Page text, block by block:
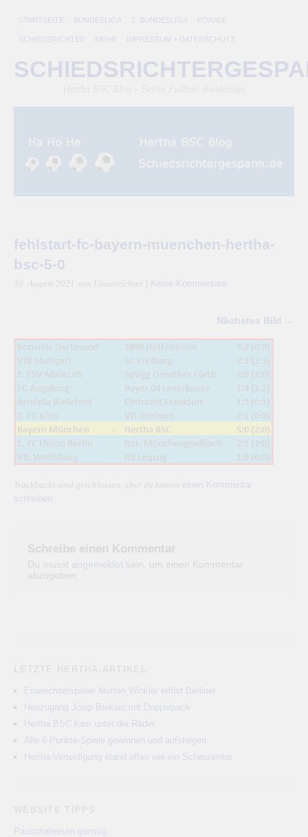
STARTSEITE BUNDESLIGA 2. BUNDESLIGA POKALE
SCHIEDSRICHTER MEHR IMPRESSUM + DATENSCHUTZ
fehlstart-fc-bayern-muenchen-hertha-
bsc-5-0
30. August 2021 von Linienrichter Keine Kommentare
Nächstes Bild →
Trackbacks sind geschlossen, aber du kannst einen Kommentar
schreiben
Schreibe einen Kommentar
Du musst angemeldet sein, um einen Kommentar
abzugeben.
Einwechselspieler Marten Winkler erlöst Berliner
Neuzugang Josip Brekalo mit Doppelpack
Hertha BSC kam unter die Räder
Alle 6-Punkte-Spiele gewinnen und aufsteigen
Hertha-Verteidigung stand offen wie ein Scheunentor
Pauschalreisen günstig